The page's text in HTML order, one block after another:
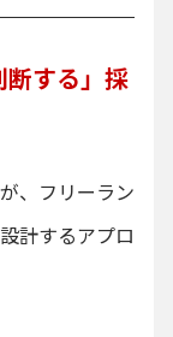
断する」採
、フリーラン
計するアプロ